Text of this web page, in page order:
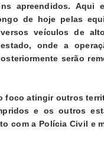
apreendidos. Aqui
de hoje pelas
veículos de
onde a
serão
foco atingir outros
e os outros
com a Polícia Civil e